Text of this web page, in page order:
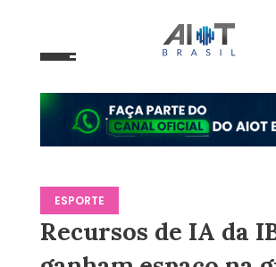
ESPORTE
Recursos de IA da